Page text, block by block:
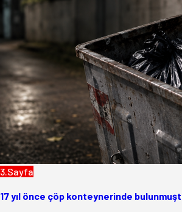
3.Sayfa
17 yıl önce çöp konteynerinde